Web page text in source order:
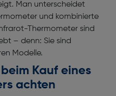
Man unterscheidet
und kombinierte
Thermometer sind
– denn: Sie sind
Modelle.
Kauf eines
achten